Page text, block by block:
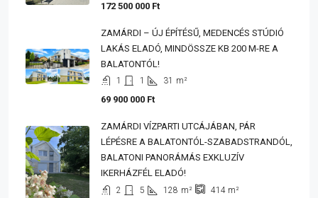
172 500 000 Ft
ZAMÁRDI – ÚJ ÉPÍTÉSŰ, MEDENCÉS STÚDIÓ
LAKÁS ELADÓ, MINDÖSSZE KB 200 M-RE A
BALATONTÓL!
1 1 31 m²
69 900 000 Ft
ZAMÁRDI VÍZPARTI UTCÁJÁBAN, PÁR
LÉPÉSRE A BALATONTÓL-SZABADSTRANDÓL,
BALATONI PANORÁMÁS EXKLUZÍV
IKERHÁZFÉL ELADÓ!
2 5 128 m² 414 m²